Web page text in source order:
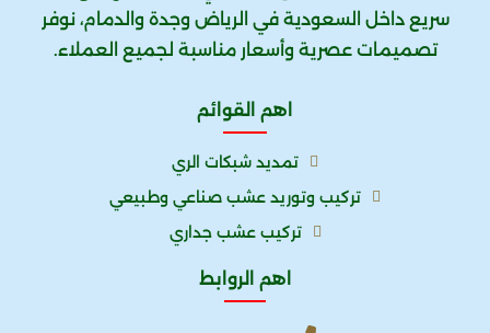
سريع داخل السعودية في الرياض وجدة والدمام، نوفر
تصميمات عصرية وأسعار مناسبة لجميع العملاء.
اهم القوائم
تمديد شبكات الري
تركيب وتوريد عشب صناعي وطبيعي
تركيب عشب جداري
اهم الروابط